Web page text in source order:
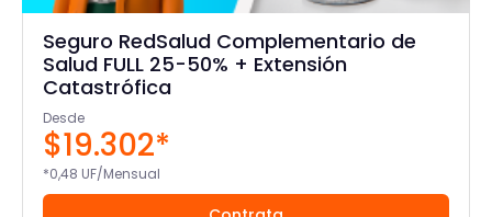
Seguro RedSalud Complementario de
Salud FULL 25-50% + Extensión
Catastrófica
Desde
$19.302*
*0,48 UF/Mensual